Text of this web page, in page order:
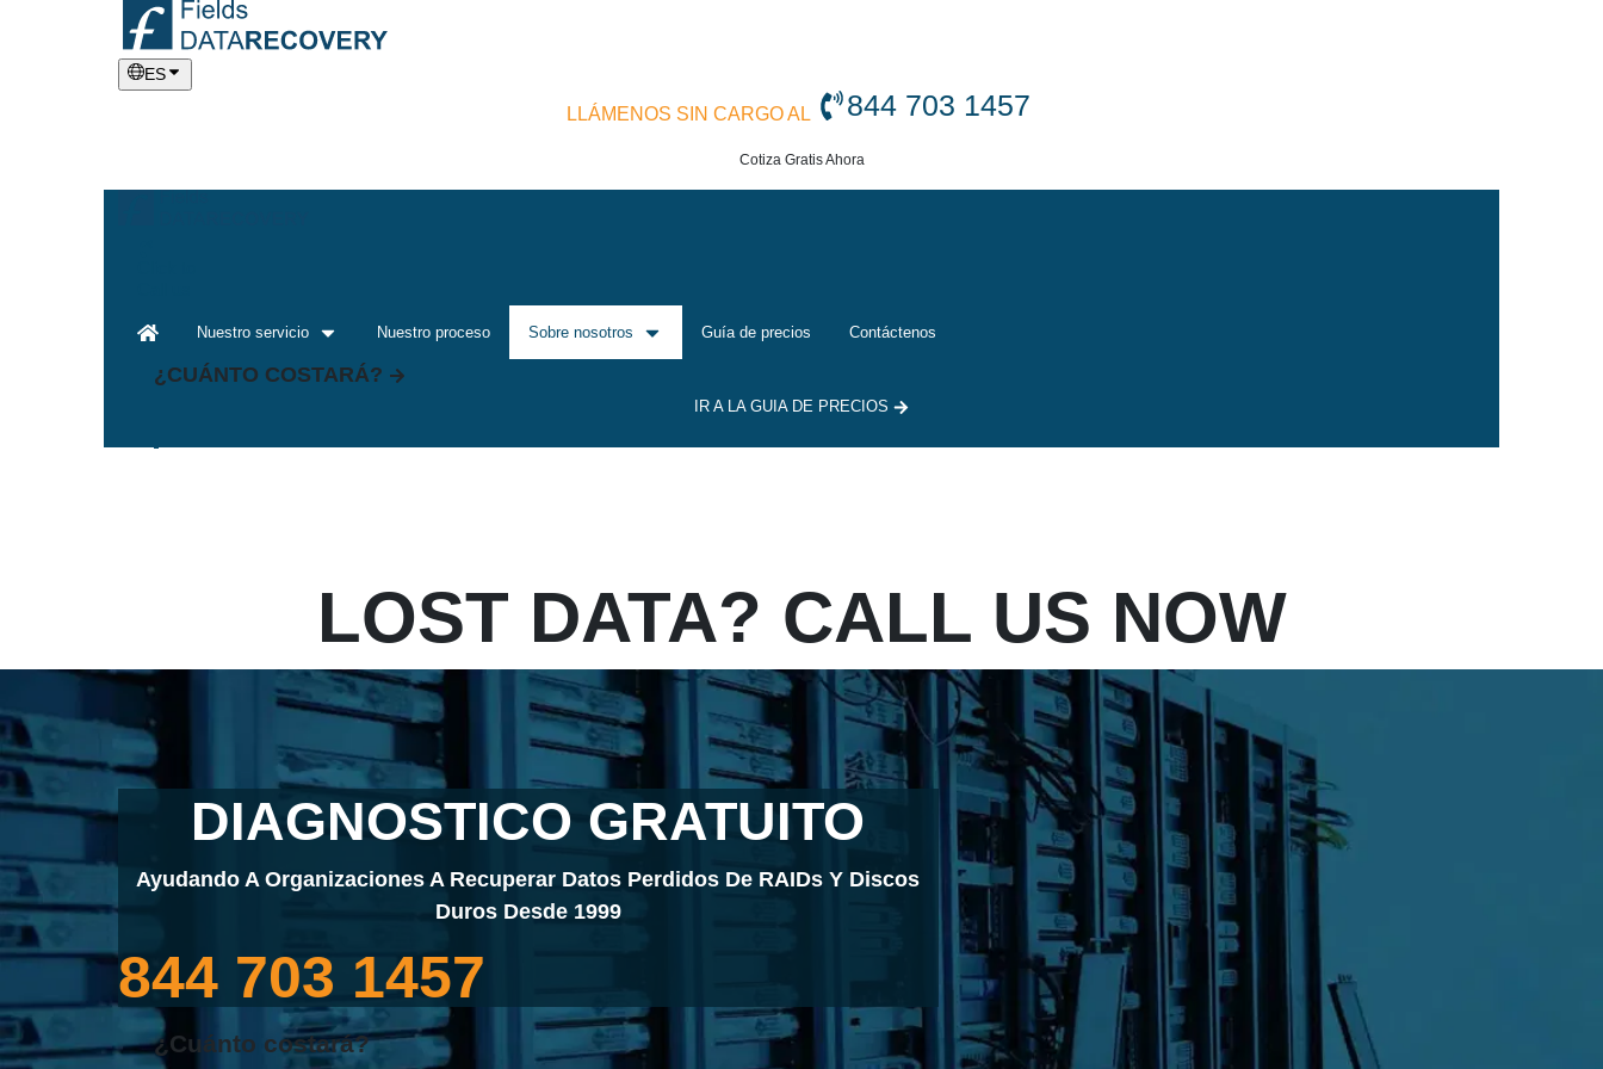
ES
LLÁMENOS SIN CARGO AL 844 703 1457
Cotiza Gratis Ahora
Nuestro servicio Nuestro proceso Sobre nosotros Guía de precios Contáctenos
¿CUÁNTO COSTARÁ?
IR A LA GUIA DE PRECIOS
LOST DATA? CALL US NOW
DIAGNOSTICO GRATUITO
Ayudando A Organizaciones A Recuperar Datos Perdidos De RAIDs Y Discos
Duros Desde 1999
844 703 1457
¿Cuánto costará?